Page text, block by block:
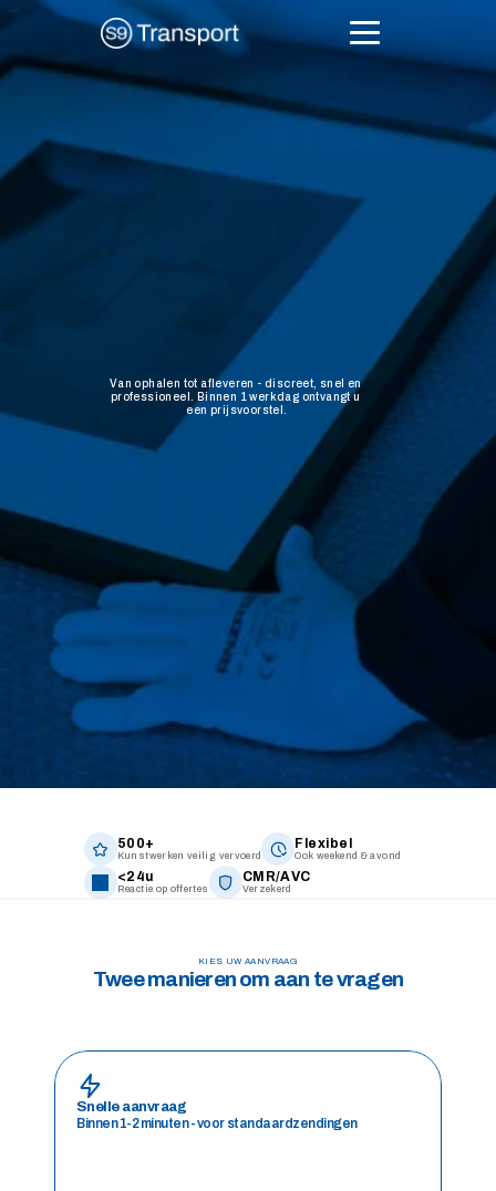
Offerte kunsttransport
veilingkopers
Groupage
About
een
veiling?
regelen
transport.
Van ophalen tot afleveren - discreet, snel en
professioneel. Binnen 1 werkdag ontvangt u
een prijsvoorstel.
Offerte aanvragen
★★★★★
4.9/5 gebaseerd op 32 reviews
500+
Kunstwerken veilig vervoerd
Flexibel
Ook weekend & avond
<24u
Reactie op offertes
CMR/AVC
Verzekerd
KIES UW AANVRAAG
Twee manieren om aan te vragen
Snelle aanvraag
Binnen 1-2 minuten - voor standaardzendingen